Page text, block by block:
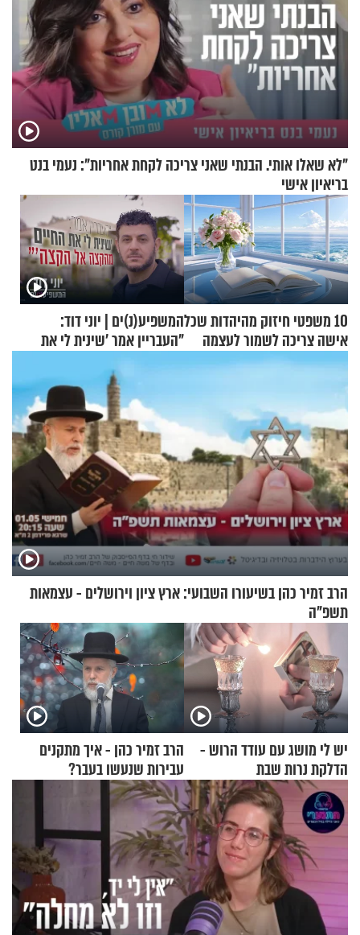
"לא שאלו אותי. הבנתי שאני צריכה לקחת אחריות": נעמי בנט
בריאיון אישי
10 משפטי חיזוק מהיהדות שכל
אישה צריכה לשמור לעצמה
המשפיע(נ)ים | יוני דוד:
"העבריין אמר 'שינית לי את
החיים מהקצה אל הקצה'"
הרב זמיר כהן בשיעורו השבועי: ארץ ציון וירושלים - עצמאות
תשפ"ה
יש לי מושג עם עודד הרוש -
הדלקת נרות שבת
הרב זמיר כהן - איך מתקנים
עבירות שנעשו בעבר?